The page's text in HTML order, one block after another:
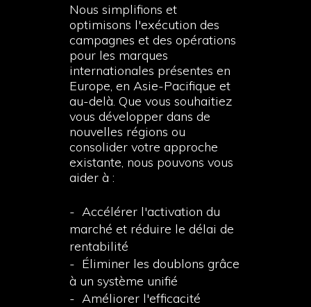
Nous simplifions et
optimisons l'exécution des
campagnes et des opérations
pour les marques
internationales présentes en
Europe, en Asie-Pacifique et
au-delà. Que vous souhaitiez
vous développer dans de
nouvelles régions ou
consolider votre approche
existante, nous pouvons vous
aider à :
- Accélérer l'activation du
marché et réduire le délai de
rentabilité
- Éliminer les doublons grâce
à un système unifié
- Améliorer l'efficacité